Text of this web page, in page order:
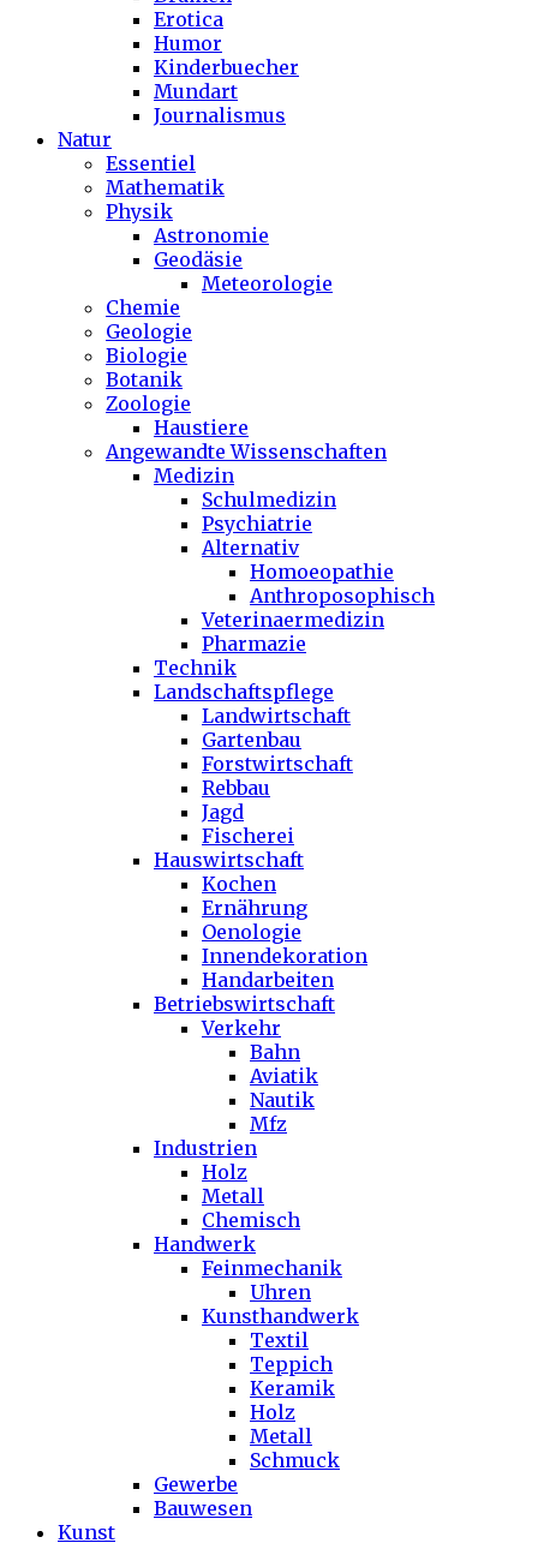
Erotica
Humor
Kinderbuecher
Mundart
Journalismus
Natur
Essentiel
Mathematik
Physik
Astronomie
Geodäsie
Meteorologie
Chemie
Geologie
Biologie
Botanik
Zoologie
Haustiere
Angewandte Wissenschaften
Medizin
Schulmedizin
Psychiatrie
Alternativ
Homoeopathie
Anthroposophisch
Veterinaermedizin
Pharmazie
Technik
Landschaftspflege
Landwirtschaft
Gartenbau
Forstwirtschaft
Rebbau
Jagd
Fischerei
Hauswirtschaft
Kochen
Ernährung
Oenologie
Innendekoration
Handarbeiten
Betriebswirtschaft
Verkehr
Bahn
Aviatik
Nautik
Mfz
Industrien
Holz
Metall
Chemisch
Handwerk
Feinmechanik
Uhren
Kunsthandwerk
Textil
Teppich
Keramik
Holz
Metall
Schmuck
Gewerbe
Bauwesen
Kunst